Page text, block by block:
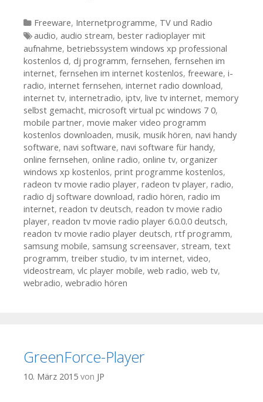
Kategorien
Freeware, Internetprogramme, TV und Radio
Tags
audio, audio stream, bester radioplayer mit
aufnahme, betriebssystem windows xp professional
kostenlos d, dj programm, fernsehen, fernsehen im
internet, fernsehen im internet kostenlos, freeware, i-
radio, internet fernsehen, internet radio download,
internet tv, internetradio, iptv, live tv internet, memory
selbst gemacht, microsoft virtual pc windows 7 0,
mobile partner, movie maker video programm
kostenlos downloaden, musik, musik hören, navi handy
software, navi software, navi software für handy,
online fernsehen, online radio, online tv, organizer
windows xp kostenlos, print programme kostenlos,
radeon tv movie radio player, radeon tv player, radio,
radio dj software download, radio hören, radio im
internet, readon tv deutsch, readon tv movie radio
player, readon tv movie radio player 6.0.0.0 deutsch,
readon tv movie radio player deutsch, rtf programm,
samsung mobile, samsung screensaver, stream, text
programm, treiber studio, tv im internet, video,
videostream, vlc player mobile, web radio, web tv,
webradio, webradio hören
GreenForce-Player
10. März 2015 von JP